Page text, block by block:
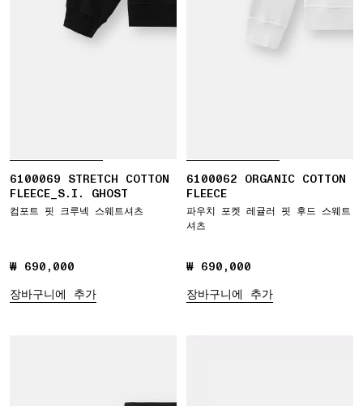
6100069 STRETCH COTTON
FLEECE_S.I. GHOST
컴포트 핏 크루넥 스웨트셔츠
₩ 690,000
₩ 690,000
장바구니에 추가
6100062 ORGANIC COTTON
FLEECE
파우치 포켓 레귤러 핏 후드 스웨트
셔츠
₩ 690,000
₩ 690,000
장바구니에 추가